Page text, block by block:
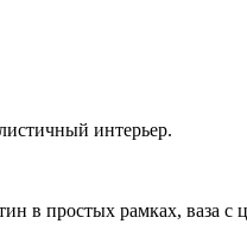
интерьер.
в простых рамках, ваза с